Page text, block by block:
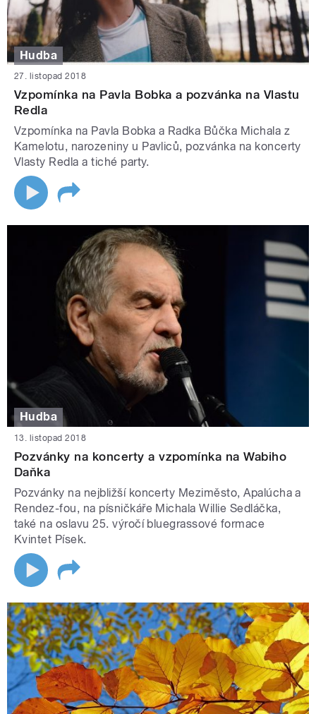
Hudba
27. listopad 2018
Vzpomínka na Pavla Bobka a pozvánka na Vlastu
Redla
Vzpomínka na Pavla Bobka a Radka Bůčka Michala z
Kamelotu, narozeniny u Pavliců, pozvánka na koncerty
Vlasty Redla a tiché party.
Hudba
13. listopad 2018
Pozvánky na koncerty a vzpomínka na Wabiho
Daňka
Pozvánky na nejbližší koncerty Meziměsto, Apalúcha a
Rendez-fou, na písničkáře Michala Willie Sedláčka,
také na oslavu 25. výročí bluegrassové formace
Kvintet Písek.